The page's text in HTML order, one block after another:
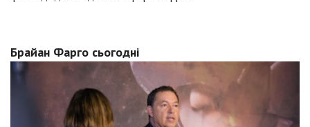
Брайан Фарго сьогодні